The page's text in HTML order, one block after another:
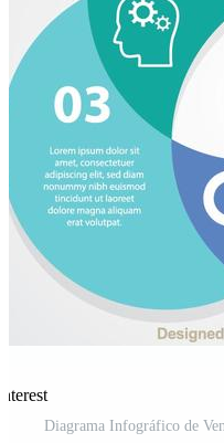
Diagrama Infográfico de